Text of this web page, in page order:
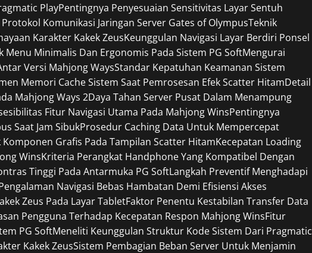
PlayPentingnya Penyesuaian Sensitivitas Layar Sentuh
Komunikasi Jaringan Server Gates of OlympusTeknik
Karakter Kakek ZeusKeunggulan Navigasi Layar Berdiri Ponsel
Menu Minimalis Dan Ergonomis Pada Sistem PG SoftMengurai
Versi Mahjong WaysStandar Kepatuhan Keamanan Sistem
Memori Cache Sistem Saat Pemrosesan Efek Scatter HitamDetail
Mahjong Ways 2Daya Tahan Server Pusat Dalam Menampung
Fitur Navigasi Utama Pada Mahjong WinsPentingnya
Saat Jam SibukProsedur Caching Data Untuk Mempercepat
Komponen Grafis Pada Tampilan Scatter HitamKecepatan Loading
WinsKriteria Perangkat Handphone Yang Kompatibel Dengan
Tinggi Pada Antarmuka PG SoftLangkah Preventif Menghadapi
Navigasi Bebas Hambatan Demi Efisiensi Akses
Zeus Pada Layar TabletFaktor Penentu Kestabilan Transfer Data
Pengguna Terhadap Kecepatan Respon Mahjong WinsFitur
PG SoftMeneliti Keunggulan Struktur Kode Sistem Dari Pragmatic
Kakek ZeusSistem Pembagian Beban Server Untuk Menjamin